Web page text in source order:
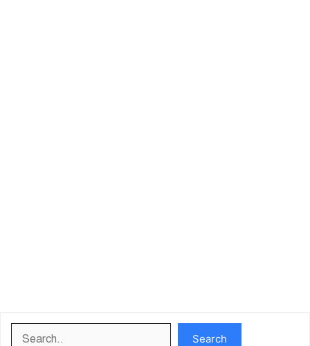
Search